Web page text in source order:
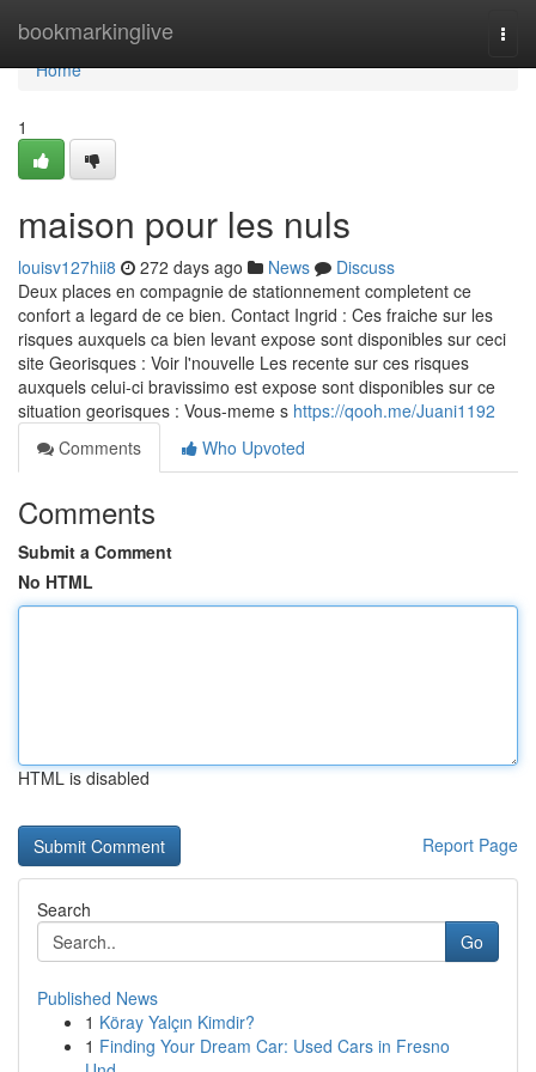
bookmarkinglive
Home
Home
1
maison pour les nuls
louisv127hii8 272 days ago News
Discuss
Deux places en compagnie de stationnement completent ce
confort a legard de ce bien. Contact Ingrid : Ces fraiche sur les
risques auxquels ca bien levant expose sont disponibles sur ceci
site Georisques : Voir l'nouvelle Les recente sur ces risques
auxquels celui-ci bravissimo est expose sont disponibles sur ce
situation georisques : Vous-meme s https://qooh.me/Juani1192
Comments
Who Upvoted
Comments
Submit a Comment
No HTML
HTML is disabled
Report Page
Search
Go
Published News
1 Köray Yalçın Kimdir?
1 Finding Your Dream Car: Used Cars in Fresno